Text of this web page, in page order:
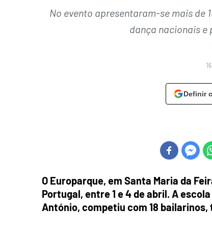
No evento apresentaram-se mais de
dança nacionais
Definir
O Europarque, em Santa Maria da
Portugal, entre 1 e 4 de abril. A
António, competiu com 18